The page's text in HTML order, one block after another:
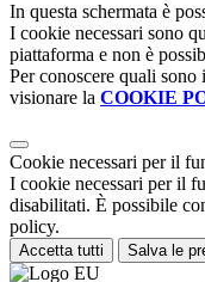
In questa schermata è
I cookie necessari sono
piattaforma e non è
Per conoscere quali
visionare la COOKIE
Cookie necessari per il
I cookie necessari per il
disabilitati. È possibile
policy.
Accetta tutti Salva le